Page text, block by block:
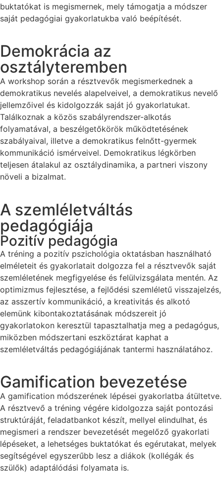
buktatókat is megismernek, mely támogatja a módszer
saját pedagógiai gyakorlatukba való beépítését.
Demokrácia az
osztályteremben
A workshop során a résztvevők megismerkednek a
demokratikus nevelés alapelveivel, a demokratikus nevelő
jellemzőivel és kidolgozzák saját jó gyakorlatukat.
Találkoznak a közös szabályrendszer-alkotás
folyamatával, a beszélgetőkörök működtetésének
szabályaival, illetve a demokratikus felnőtt-gyermek
kommunikáció ismérveivel. Demokratikus légkörben
teljesen átalakul az osztálydinamika, a partneri viszony
növeli a bizalmat.
A szemléletváltás
pedagógiája
Pozitív pedagógia
A tréning a pozitív pszichológia oktatásban használható
elméleteit és gyakorlatait dolgozza fel a résztvevők saját
szemléletének megfigyelése és felülvizsgálata mentén. Az
optimizmus fejlesztése, a fejlődési szemléletű visszajelzés,
az asszertív kommunikáció, a kreativitás és alkotó
elemünk kibontakoztatásának módszereit jó
gyakorlatokon keresztül tapasztalhatja meg a pedagógus,
miközben módszertani eszköztárat kaphat a
szemléletváltás pedagógiájának tantermi használatához.
Gamification bevezetése
A gamification módszerének lépései gyakorlatba átültetve.
A résztvevő a tréning végére kidolgozza saját pontozási
struktúráját, feladatbankot készít, mellyel elindulhat, és
megismeri a rendszer bevezetését megelőző gyakorlati
lépéseket, a lehetséges buktatókat és egérutakat, melyek
segítségével egyszerűbb lesz a diákok (kollégák és
szülők) adaptálódási folyamata is.